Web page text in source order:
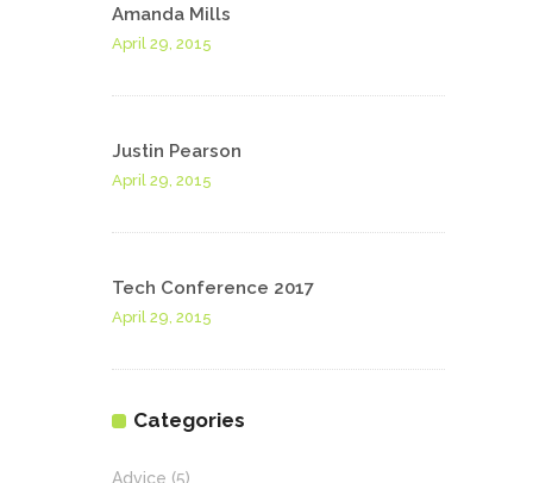
Amanda Mills
April 29, 2015
Justin Pearson
April 29, 2015
Tech Conference 2017
April 29, 2015
Categories
Advice (5)